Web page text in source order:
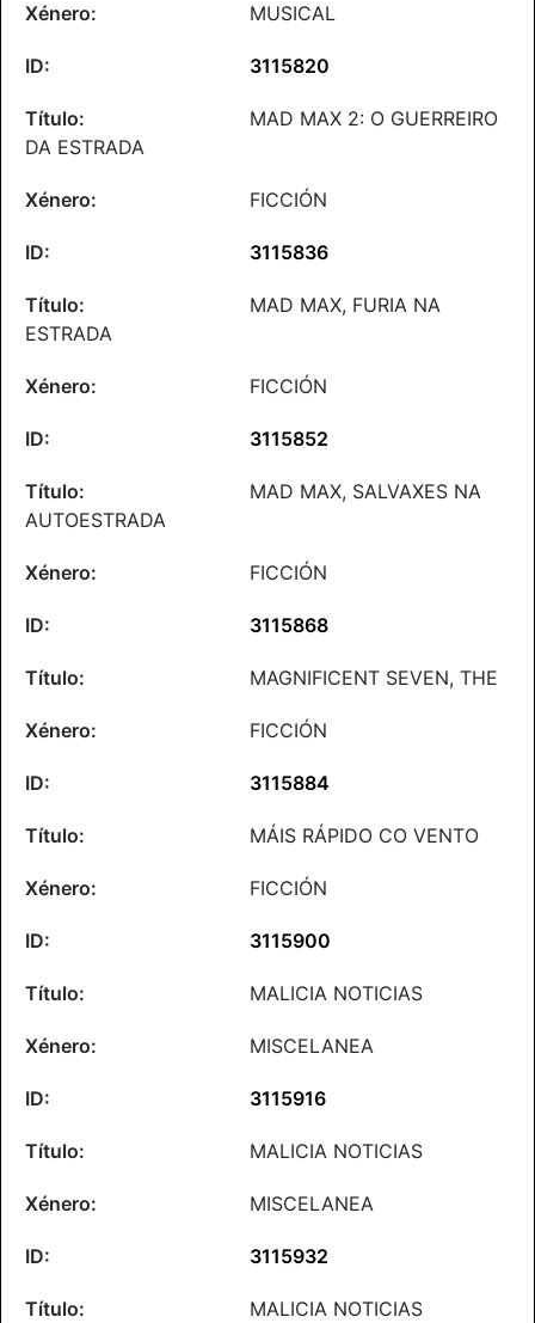
MUSICAL
3115820
MAD MAX 2: O GUERREIRO
DA ESTRADA
FICCIÓN
3115836
MAD MAX, FURIA NA
ESTRADA
FICCIÓN
3115852
MAD MAX, SALVAXES NA
AUTOESTRADA
FICCIÓN
3115868
MAGNIFICENT SEVEN, THE
FICCIÓN
3115884
MÁIS RÁPIDO CO VENTO
FICCIÓN
3115900
MALICIA NOTICIAS
MISCELANEA
3115916
MALICIA NOTICIAS
MISCELANEA
3115932
MALICIA NOTICIAS